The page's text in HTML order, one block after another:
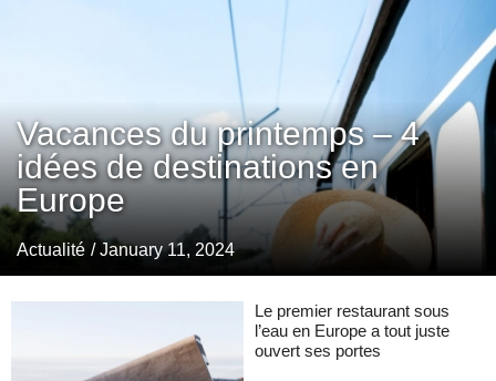
Vacances du printemps – 4
idées de destinations en
Europe
Actualité / January 11, 2024
Le premier restaurant sous
l’eau en Europe a tout juste
ouvert ses portes